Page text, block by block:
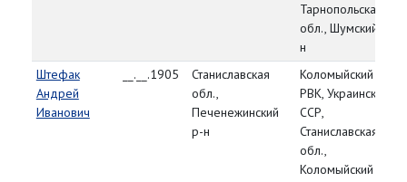
Тарнопольская
обл., Шумский р-
н
Штефак
Андрей
Иванович
__.__.1905
Станиславская
обл.,
Печенежинский
р-н
Коломыйский
РВК, Украинская
ССР,
Станиславская
обл.,
Коломыйский р-н